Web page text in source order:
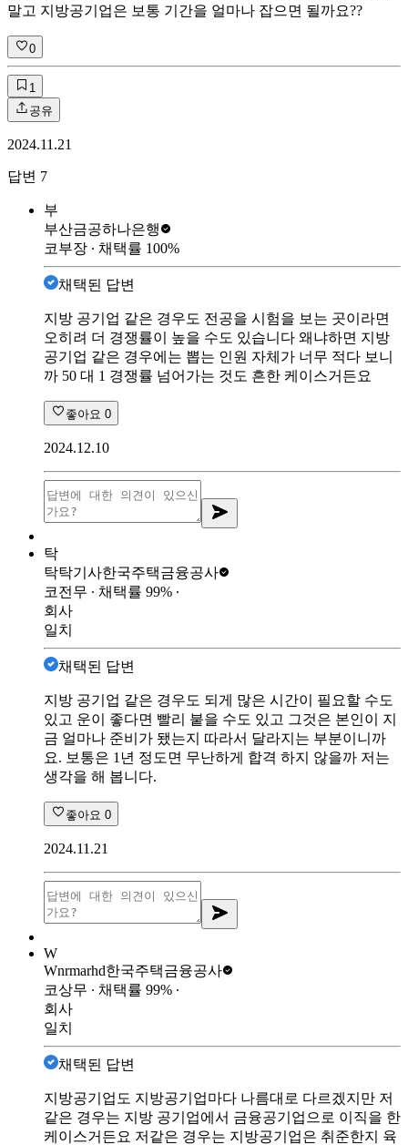
말고 지방공기업은 보통 기간을 얼마나 잡으면 될까요??
0
1
공유
2024.11.21
답변 7
부
부산금공하나은행
코부장 ∙ 채택률 100%
채택된 답변
지방 공기업 같은 경우도 전공을 시험을 보는 곳이라면
오히려 더 경쟁률이 높을 수도 있습니다 왜냐하면 지방
공기업 같은 경우에는 뽑는 인원 자체가 너무 적다 보니
까 50 대 1 경쟁률 넘어가는 것도 흔한 케이스거든요
좋아요 0
2024.12.10
탁
탁탁기사한국주택금융공사
코전무 ∙ 채택률 99% ∙
회사
일치
채택된 답변
지방 공기업 같은 경우도 되게 많은 시간이 필요할 수도
있고 운이 좋다면 빨리 붙을 수도 있고 그것은 본인이 지
금 얼마나 준비가 됐는지 따라서 달라지는 부분이니까
요. 보통은 1년 정도면 무난하게 합격 하지 않을까 저는
생각을 해 봅니다.
좋아요 0
2024.11.21
W
Wnrmarhd한국주택금융공사
코상무 ∙ 채택률 99% ∙
회사
일치
채택된 답변
지방공기업도 지방공기업마다 나름대로 다르겠지만 저
같은 경우는 지방 공기업에서 금융공기업으로 이직을 한
케이스거든요 저같은 경우는 지방공기업은 취준한지 육